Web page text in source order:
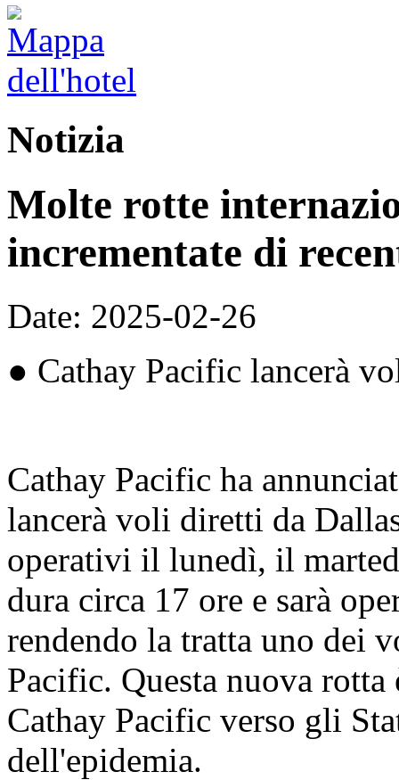
Notizia
Molte rotte
incrementate di
Date: 2025-02-26
● Cathay Pacific lancerà
Cathay Pacific ha
lancerà voli diretti da
operativi il lunedì, il
dura circa 17 ore e sarà
rendendo la tratta uno dei
Pacific. Questa nuova
Cathay Pacific verso gli
dell'epidemia.